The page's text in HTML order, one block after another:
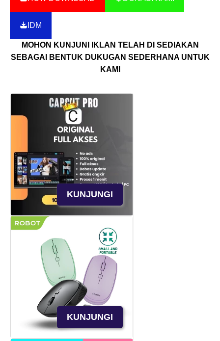
IDM
MOHON KUNJUNI IKLAN TELAH DI SEDIAKAN
SEBAGAI BENTUK DUKUGAN SEDERHANA UNTUK
KAMI
KUNJUNGI
KUNJUNGI